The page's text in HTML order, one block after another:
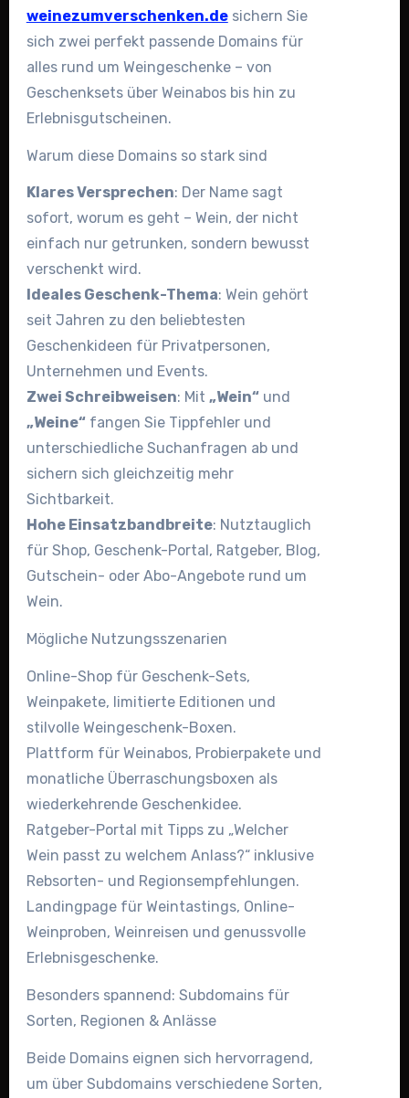
weinezumverschenken.desichern Sie
sich zwei perfekt passende Domains für
alles rund um Weingeschenke – von
Geschenksets über Weinabos bis hin zu
Erlebnisgutscheinen.
Warum diese Domains so stark sind
Klares Versprechen: Der Name sagt
sofort, worum es geht – Wein, der nicht
einfach nur getrunken, sondern bewusst
verschenkt wird.
Ideales Geschenk-Thema: Wein gehört
seit Jahren zu den beliebtesten
Geschenkideen für Privatpersonen,
Unternehmen und Events.
Zwei Schreibweisen: Mit „Wein“und
„Weine“fangen Sie Tippfehler und
unterschiedliche Suchanfragen ab und
sichern sich gleichzeitig mehr
Sichtbarkeit.
Hohe Einsatzbandbreite: Nutztauglich
für Shop, Geschenk-Portal, Ratgeber, Blog,
Gutschein- oder Abo-Angebote rund um
Wein.
Mögliche Nutzungsszenarien
Online-Shop für Geschenk-Sets,
Weinpakete, limitierte Editionen und
stilvolle Weingeschenk-Boxen.
Plattform für Weinabos, Probierpakete und
monatliche Überraschungsboxen als
wiederkehrende Geschenkidee.
Ratgeber-Portal mit Tipps zu „Welcher
Wein passt zu welchem Anlass?“ inklusive
Rebsorten- und Regionsempfehlungen.
Landingpage für Weintastings, Online-
Weinproben, Weinreisen und genussvolle
Erlebnisgeschenke.
Besonders spannend: Subdomains für
Sorten, Regionen & Anlässe
Beide Domains eignen sich hervorragend,
um über Subdomains verschiedene Sorten,